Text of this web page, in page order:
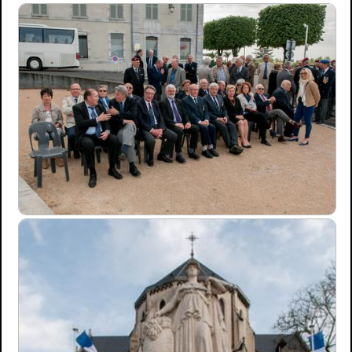
Photos ▼
Sortie Joinvillaise
Agadir